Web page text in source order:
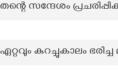
തന്റെ സന്ദേശം
ഏറ്റവും കുറച്ചുകാലം